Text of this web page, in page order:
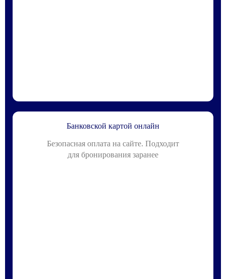
Банковской картой онлайн
Безопасная оплата на сайте. Подходит
для бронирования заранее